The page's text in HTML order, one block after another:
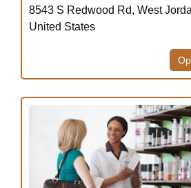
8543 S Redwood Rd, West
United States